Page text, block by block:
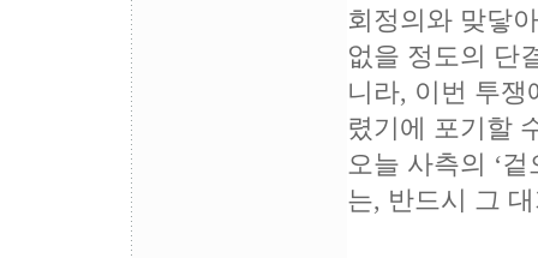
회정의와 맞닿
없을 정도의 단
니라, 이번 투쟁
렸기에 포기할
오늘 사측의 ‘
는, 반드시 그